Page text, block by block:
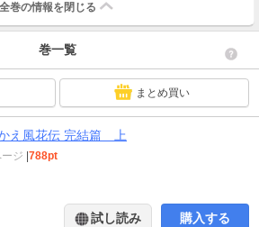
全巻の情報を 閉じる
巻一覧
まとめ買い
え風花伝 完結篇 上
ジ 788pt
試し読み 購入する